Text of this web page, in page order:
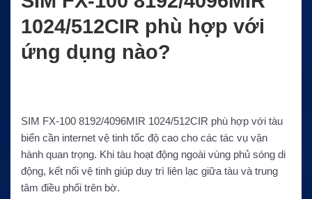
1024/512CIR phù hợp với
ứng dụng nào?
SIM FX-100 8192/4096MIR 1024/512CIR phù hợp với tàu
biển cần internet vệ tinh tốc độ cao cho các tác vụ vận
hành quan trọng. Khi tàu hoạt động ngoài vùng phủ sóng di
động, kết nối vệ tinh giúp duy trì liên lạc giữa tàu và trung
tâm điều phối trên bờ.